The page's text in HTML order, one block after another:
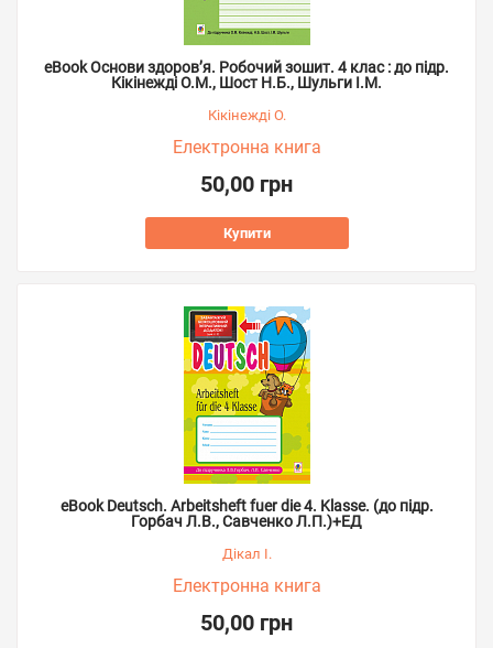
eBook Основи здоров’я. Робочий зошит. 4 клас : до підр.
Кікінежді О.М., Шост Н.Б., Шульги І.М.
Кікінежді О.
Електронна книга
50,00 грн
Купити
eBook Deutsch. Arbeitsheft fuer die 4. Klasse. (до підр.
Горбач Л.В., Савченко Л.П.)+ЕД
Дікал І.
Електронна книга
50,00 грн